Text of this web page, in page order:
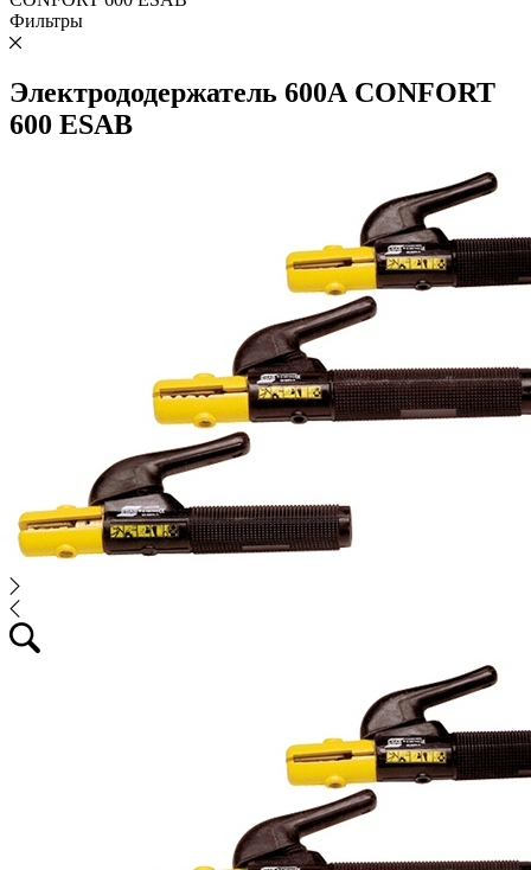
Фильтры
Электрододержатель 600А CONFORT
600 ESAB